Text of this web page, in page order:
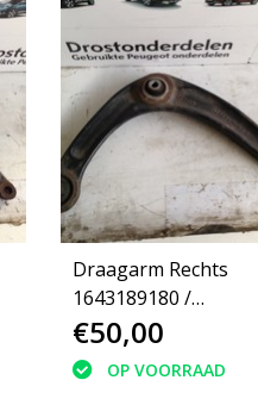
Draagarm Rechts
1643189180 /
1610938180 Peugeot
3008 (3521R3)
€50,00
OP VOORRAAD